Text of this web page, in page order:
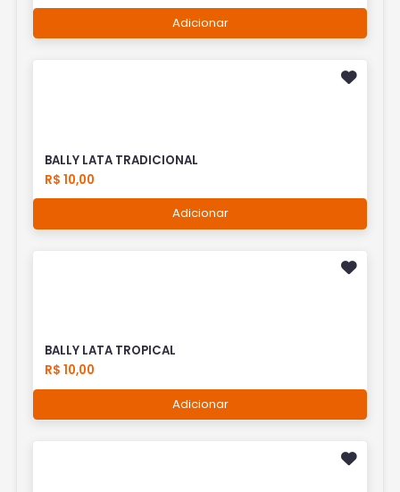
Adicionar
BALLY LATA TRADICIONAL
R$ 10,00
Adicionar
BALLY LATA TROPICAL
R$ 10,00
Adicionar